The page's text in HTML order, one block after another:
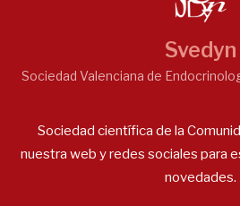
Svedyn
Sociedad Valenciana de
Sociedad científica de la
nuestra web y redes sociales para
novedades.